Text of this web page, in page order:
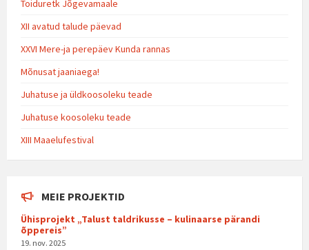
Toiduretk Jõgevamaale
XII avatud talude päevad
XXVI Mere-ja perepäev Kunda rannas
Mõnusat jaaniaega!
Juhatuse ja üldkoosoleku teade
Juhatuse koosoleku teade
XIII Maaelufestival
MEIE PROJEKTID
Ühisprojekt „Talust taldrikusse – kulinaarse pärandi
õppereis”
19. nov. 2025